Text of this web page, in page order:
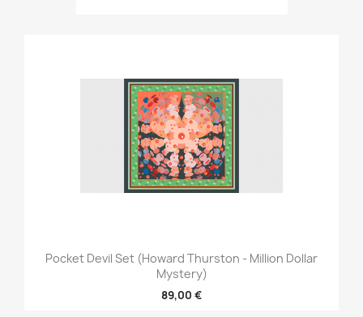
Pocket Devil Set (Howard Thurston - Million Dollar
Mystery)
89,00 €